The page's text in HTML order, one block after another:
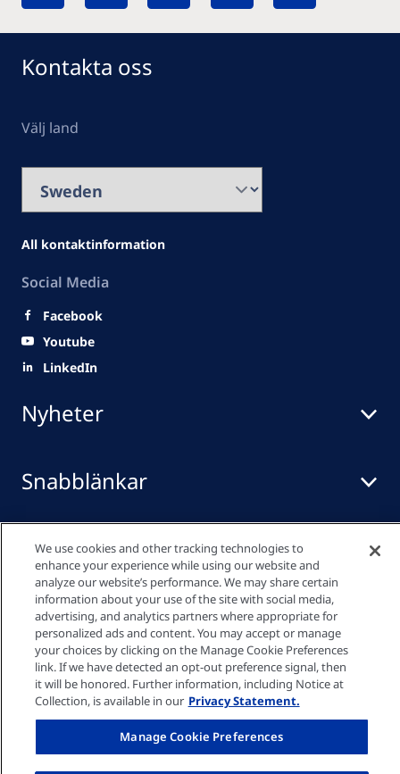
Nyheter
Snabblänkar
Mediacenter
Kontakta oss
Välj land
All kontaktinformation
Social Media
Facebook
Youtube
LinkedIn
Integritetspolicy
Cookie-inställningar
Imprint
We use cookies and other tracking technologies to
enhance your experience while using our website and
analyze our website’s performance. We may share certain
information about your use of the site with social media,
advertising, and analytics partners where appropriate for
personalized ads and content. You may accept or manage
your choices by clicking on the Manage Cookie Preferences
link. If we have detected an opt-out preference signal, then
it will be honored. Further information, including Notice at
Collection, is available in our Privacy Statement.
Manage Cookie Preferences